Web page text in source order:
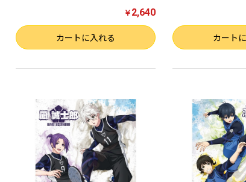
￥ 2,640
数量 カートに入れる 数量 カート
お買い物を続ける カートへ進む